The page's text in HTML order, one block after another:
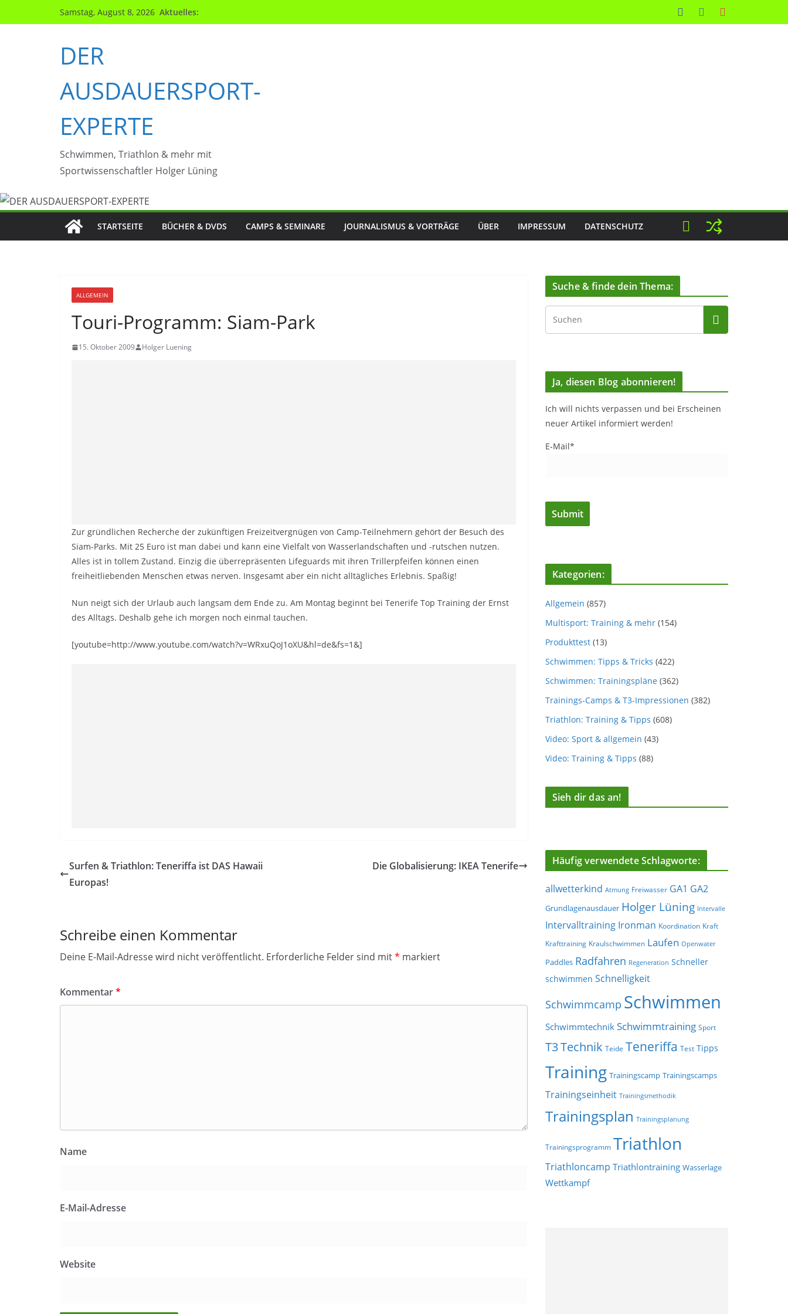
Inhalt
Samstag, August 8, 2026 Aktuelles:
DER
AUSDAUERSPORT-
EXPERTE
Schwimmen, Triathlon & mehr mit
Sportwissenschaftler Holger Lüning
STARTSEITE BÜCHER & DVDS CAMPS & SEMINARE JOURNALISMUS & VORTRÄGE ÜBER IMPRESSUM DATENSCHUTZ
ALLGEMEIN
Touri-Programm: Siam-Park
15. Oktober 2009 Holger Luening
Zur gründlichen Recherche der zukünftigen Freizeitvergnügen von Camp-Teilnehmern gehört der Besuch des
Siam-Parks. Mit 25 Euro ist man dabei und kann eine Vielfalt von Wasserlandschaften und -rutschen nutzen.
Alles ist in tollem Zustand. Einzig die überrepräsenten Lifeguards mit ihren Trillerpfeifen können einen
freiheitliebenden Menschen etwas nerven. Insgesamt aber ein nicht alltägliches Erlebnis. Spaßig!
Nun neigt sich der Urlaub auch langsam dem Ende zu. Am Montag beginnt bei Tenerife Top Training der Ernst
des Alltags. Deshalb gehe ich morgen noch einmal tauchen.
[youtube=http://www.youtube.com/watch?v=WRxuQoJ1oXU&hl=de&fs=1&]
Surfen & Triathlon: Teneriffa ist DAS Hawaii
Europas!
Die Globalisierung: IKEA Tenerife
Schreibe einen Kommentar
Deine E-Mail-Adresse wird nicht veröffentlicht. Erforderliche Felder sind mit* markiert
Kommentar*
Name
E-Mail-Adresse
Website
Suche & finde dein Thema:
Ja, diesen Blog abonnieren!
Ich will nichts verpassen und bei Erscheinen
neuer Artikel informiert werden!
E-Mail*
Kategorien:
Allgemein (857)
Multisport: Training & mehr (154)
Produkttest (13)
Schwimmen: Tipps & Tricks (422)
Schwimmen: Trainingspläne (362)
Trainings-Camps & T3-Impressionen (382)
Triathlon: Training & Tipps (608)
Video: Sport & allgemein (43)
Video: Training & Tipps (88)
Sieh dir das an!
Häufig verwendete Schlagworte:
allwetterkind Atmung Freiwasser GA1 GA2
Grundlagenausdauer Holger Lüning Intervalle
Intervalltraining Ironman Koordination Kraft
Krafttraining Kraulschwimmen Laufen Openwater
Paddles Radfahren Regeneration Schneller
schwimmen Schnelligkeit
Schwimmcamp Schwimmen
Schwimmtechnik Schwimmtraining Sport
T3Technik Teide Teneriffa Test Tipps
Training Trainingscamp Trainingscamps
Trainingseinheit Trainingsmethodik
Trainingsplan Trainingsplanung
Trainingsprogramm Triathlon
Triathloncamp Triathlontraining Wasserlage
Wettkampf